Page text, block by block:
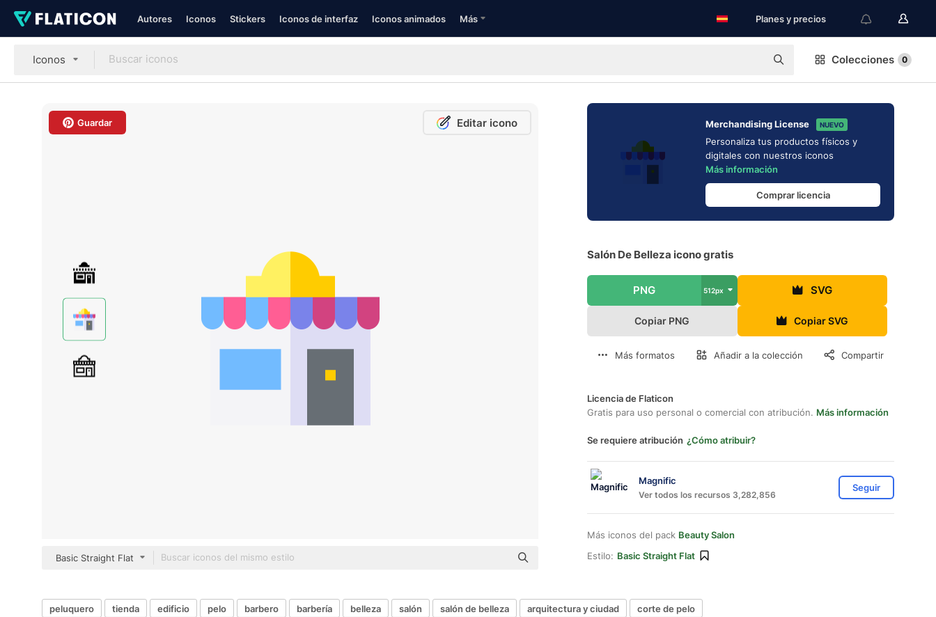
Autores Iconos Stickers Iconos de interfaz Iconos animados Más Planes y precios
Iconos Colecciones 0
Guardar Editar icono
Basic Straight Flat
Merchandising License NUEVO
Personaliza tus productos físicos y
digitales con nuestros iconos
Más información
Comprar licencia
Salón De Belleza icono gratis
PNG 512px SVG
Copiar PNG Copiar SVG
Más formatos Añadir a la colección Compartir
Licencia de Flaticon
Gratis para uso personal o comercial con atribución. Más información
Se requiere atribución ¿Cómo atribuir?
Magnific
Ver todos los recursos 3,282,856
Seguir
Más iconos del pack Beauty Salon
Estilo: Basic Straight Flat
peluquero tienda edificio pelo barbero barbería belleza salón salón de belleza arquitectura y ciudad corte de pelo